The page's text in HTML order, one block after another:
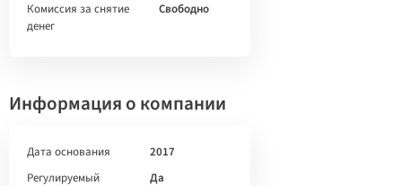
Комиссия за снятие
денег
Свободно
Информация о компании
Дата основания
2017
Регулируемый
Да